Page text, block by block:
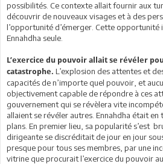
possibilités. Ce contexte allait fournir aux
découvrir de nouveaux visages et à des
l’opportunité d’émerger. Cette opportunité
Ennahdha seule.
L’exercice du pouvoir allait se révéler
catastrophe. L’explosion des attentes et
capacités de n’importe quel pouvoir, et
objectivement capable de répondre à ces
gouvernement qui se révèlera vite
allaient se révéler autres. Ennahdha était
plans. En premier lieu, sa popularité s’est
dirigeante se discréditait de jour en jour
presque pour tous ses membres, par une
vitrine que procurait l’exercice du pouvoir